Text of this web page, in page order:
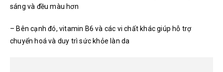
sáng và đều màu hơn
– Bên cạnh đó, vitamin B6 và các vi chất khác giúp hỗ trợ
chuyển hoá và duy trì sức khỏe làn da